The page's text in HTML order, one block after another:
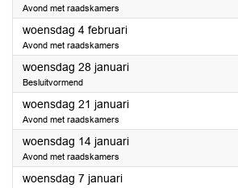
Avond met raadskamers
woensdag 4 februari2026
Avond met raadskamers
woensdag 28 januari2026
Besluitvormend
woensdag 21 januari2026
Avond met raadskamers
woensdag 14 januari2026
Avond met raadskamers
woensdag 7 januari2026